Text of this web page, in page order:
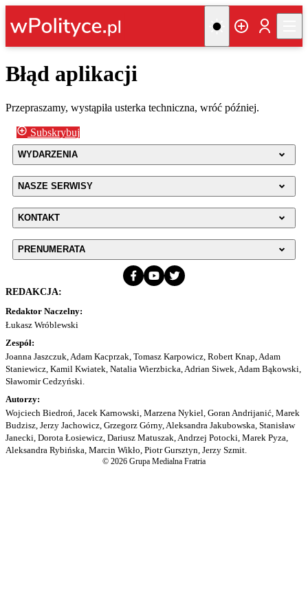
Błąd aplikacji
Przepraszamy, wystąpiła usterka techniczna, wróć później.
Subskrybuj
WYDARZENIA
NASZE SERWISY
KONTAKT
PRENUMERATA
REDAKCJA:
Redaktor Naczelny:
Łukasz Wróblewski
Zespół:
Joanna Jaszczuk, Adam Kacprzak, Tomasz Karpowicz, Robert Knap, Adam
Staniewicz, Kamil Kwiatek, Natalia Wierzbicka, Adrian Siwek, Adam Bąkowski,
Sławomir Cedzyński.
Autorzy:
Wojciech Biedroń, Jacek Karnowski, Marzena Nykiel, Goran Andrijanić, Marek
Budzisz, Jerzy Jachowicz, Grzegorz Górny, Aleksandra Jakubowska, Stanisław
Janecki, Dorota Łosiewicz, Dariusz Matuszak, Andrzej Potocki, Marek Pyza,
Aleksandra Rybińska, Marcin Wikło, Piotr Gursztyn, Jerzy Szmit.
© 2026 Grupa Medialna Fratria